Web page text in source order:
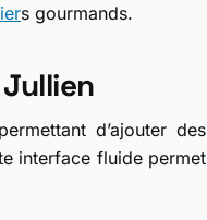
s gourmands.
d’ajouter des
interface fluide permet